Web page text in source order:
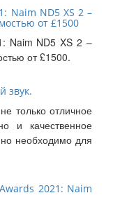
Naim ND5 XS 2 –
от £1500
Naim ND5 XS 2 –
от £1500.
звук.
только отличное
и качественное
необходимо для
2021: Naim